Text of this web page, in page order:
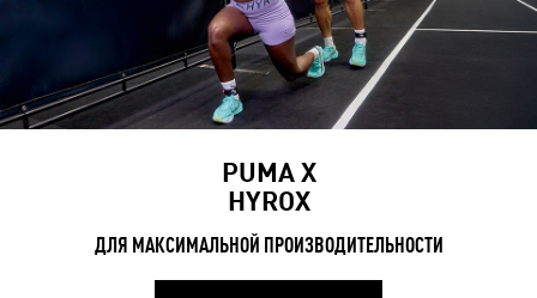
PUMA X
HYROX
ДЛЯ МАКСИМАЛЬНОЙ ПРОИЗВОДИТЕЛЬНОСТИ